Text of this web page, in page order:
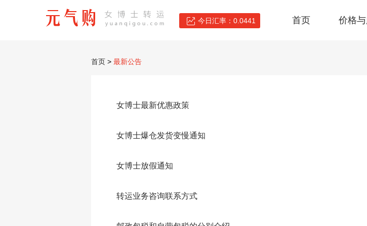
今日汇率：0.0441 首页 价格
首页 > 最新公告
女博士最新优惠政策
女博士爆仓发货变慢通知
女博士放假通知
转运业务咨询联系方式